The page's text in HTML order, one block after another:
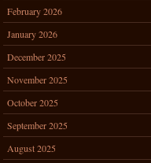
February 2026
January 2026
December 2025
November 2025
October 2025
September 2025
August 2025